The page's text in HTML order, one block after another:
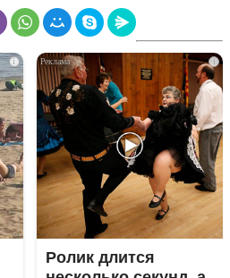
i i
Ролик длится